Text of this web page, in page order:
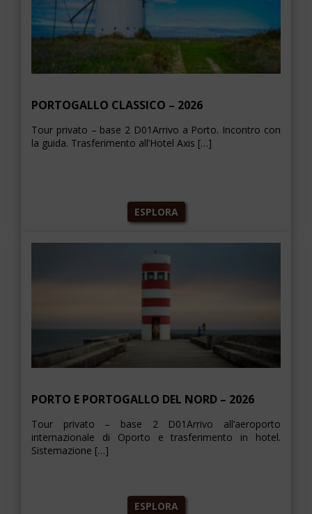
PORTOGALLO CLASSICO – 2026
Tour privato – base 2 D01Arrivo a Porto. Incontro con
la guida. Trasferimento all’Hotel Axis […]
ESPLORA
PORTO E PORTOGALLO DEL NORD – 2026
Tour privato – base 2 D01Arrivo all’aeroporto
internazionale di Oporto e trasferimento in hotel.
Sistemazione […]
ESPLORA